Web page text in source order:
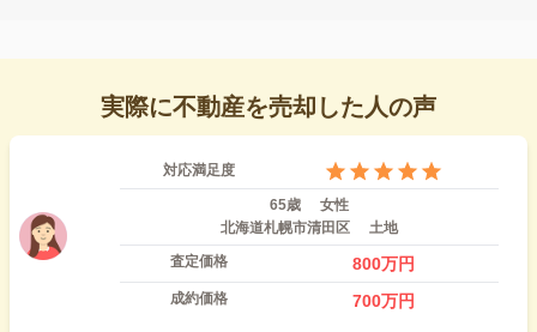
実際に不動産を売却した人の声
対応満足度
65歳
女性
北海道札幌市清田区
土地
査定価格
800万円
成約価格 700万円